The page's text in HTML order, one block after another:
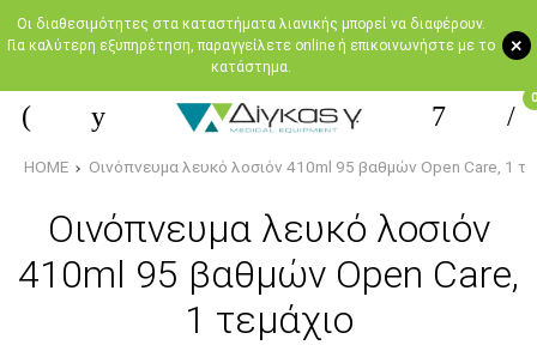
+
Oι διαθεσιμότητες στα καταστήματα λιανικής μπορεί να διαφέρουν.
Για καλύτερη εξυπηρέτηση, παραγγείλετε online ή επικοινωνήστε με το
κατάστημα.
0
HOME Οινόπνευμα λευκό λοσιόν 410ml 95 βαθμών Open Care, 1
Οινόπνευμα λευκό λοσιόν
410ml 95 βαθμών Open Care,
1 τεμάχιο